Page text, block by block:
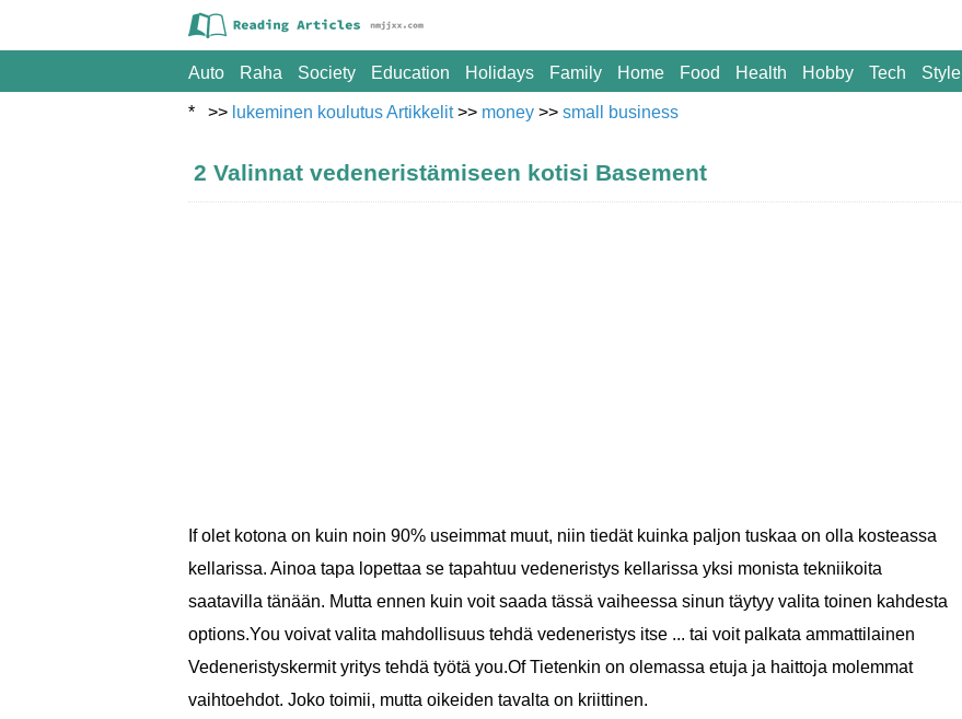
Auto Raha Society Education Holidays Family Home Food Health Hobby Tech Style
* >> lukeminen koulutus Artikkelit>> money >> small business
2 Valinnat vedeneristämiseen kotisi Basement
If olet kotona on kuin noin 90% useimmat muut, niin tiedät kuinka paljon tuskaa on olla kosteassa
kellarissa. Ainoa tapa lopettaa se tapahtuu vedeneristys kellarissa yksi monista tekniikoita
saatavilla tänään. Mutta ennen kuin voit saada tässä vaiheessa sinun täytyy valita toinen kahdesta
options.You voivat valita mahdollisuus tehdä vedeneristys itse ... tai voit palkata ammattilainen
Vedeneristyskermit yritys tehdä työtä you.Of Tietenkin on olemassa etuja ja haittoja molemmat
vaihtoehdot. Joko toimii, mutta oikeiden tavalta on kriittinen.